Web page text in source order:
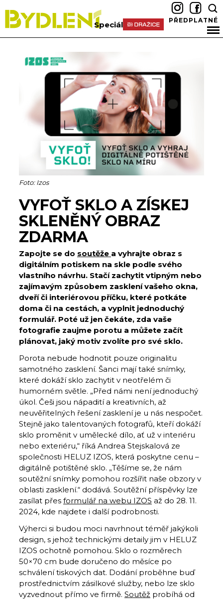
Speciál PŘEDPLATNÉ
Foto: Izos
VYFOŤ SKLO A ZÍSKEJ
SKLENĚNÝ OBRAZ
ZDARMA
Zapojte se do soutěže a vyhrajte obraz s
digitálním potiskem na skle podle svého
vlastního návrhu. Stačí zachytit vtipným nebo
zajímavým způsobem zasklení vašeho okna,
dveří či interiérovou příčku, které potkáte
doma či na cestách, a vyplnit jednoduchý
formulář. Poté už jen čekáte, zda vaše
fotografie zaujme porotu a můžete začít
plánovat, jaký motiv zvolíte pro své sklo.
Porota nebude hodnotit pouze originalitu
samotného zasklení. Šanci mají také snímky,
které dokáží sklo zachytit v neotřelém či
humorném světle. „Před námi není jednoduchý
úkol. Češi jsou nápadití a kreativních, až
neuvěřitelných řešení zasklení je u nás nespočet.
Stejně jako talentovaných fotografů, kteří dokáží
sklo proměnit v umělecké dílo, ať už v interiéru
nebo exteriéru,“ říká Andrea Stejskalová ze
společnosti HELUZ IZOS, která poskytne cenu –
digitálně potištěné sklo. „Těšíme se, že nám
soutěžní snímky pomohou rozšířit naše obzory v
oblasti zasklení.“ dodává. Soutěžní příspěvky lze
zasílat přes formulář na webu IZOS až do 28. 11.
2024, kde najdete i další podrobnosti.
Výherci si budou moci navrhnout téměř jakýkoli
design, s jehož technickými detaily jim v HELUZ
IZOS ochotně pomohou. Sklo o rozměrech
50×70 cm bude doručeno do měsíce po
schválení tiskových dat. Dodání proběhne buď
prostřednictvím zásilkové služby, nebo lze sklo
vyzvednout přímo ve firmě. Soutěž probíhá od